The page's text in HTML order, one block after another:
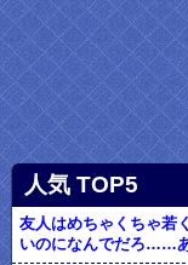
人気 TOP5
友人はめちゃくちゃ若
いのになんでだろ……あ